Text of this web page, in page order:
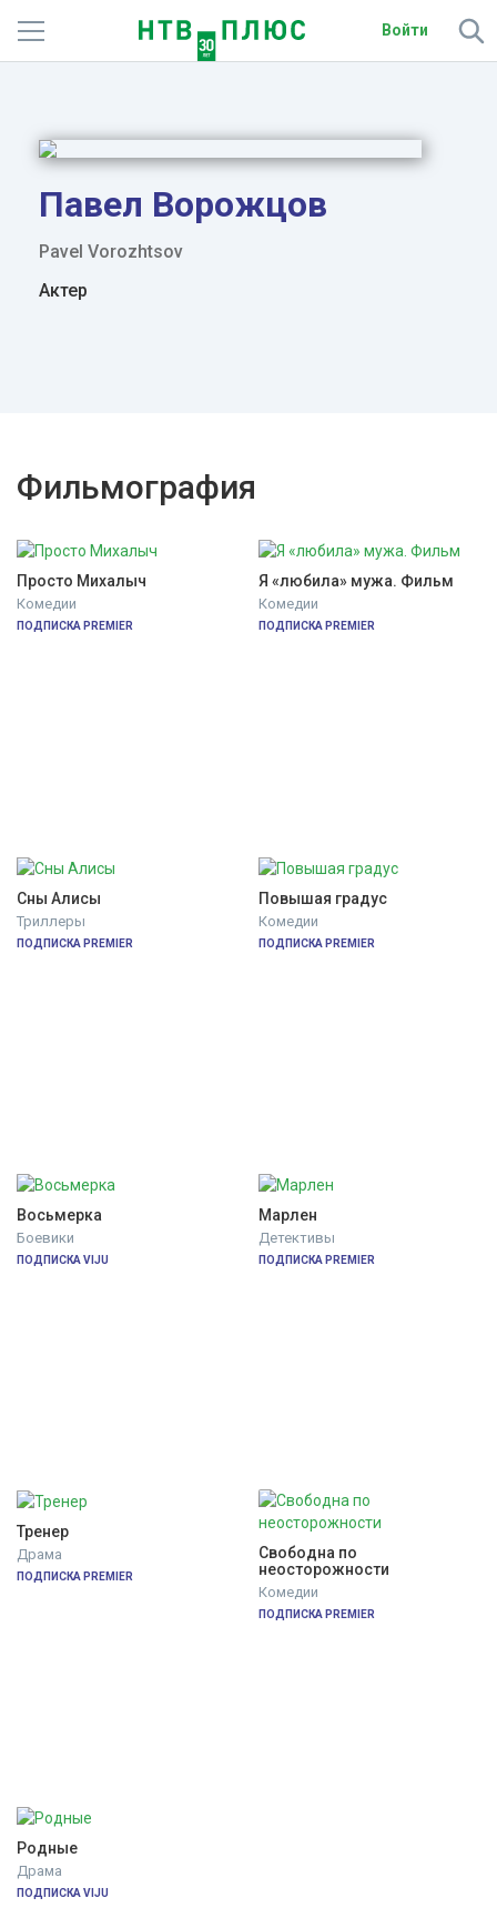
Войти
Фильмы и сериалы
Спорт
Подписки
Радио
Павел Ворожцов
Pavel Vorozhtsov
Актер
Фильмография
Просто Михалыч
Комедии
ПОДПИСКА PREMIER
Я «любила» мужа. Фильм
Комедии
ПОДПИСКА PREMIER
Сны Алисы
Триллеры
ПОДПИСКА PREMIER
Повышая градус
Комедии
ПОДПИСКА PREMIER
Восьмерка
Боевики
ПОДПИСКА VIJU
Марлен
Детективы
ПОДПИСКА PREMIER
Тренер
Драма
ПОДПИСКА PREMIER
Свободна по
неосторожности
Комедии
ПОДПИСКА PREMIER
Родные
Драма
ПОДПИСКА VIJU